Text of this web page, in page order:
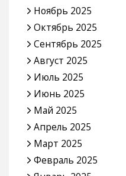
Ноябрь 2025
Октябрь 2025
Сентябрь 2025
Август 2025
Июль 2025
Июнь 2025
Май 2025
Апрель 2025
Март 2025
Февраль 2025